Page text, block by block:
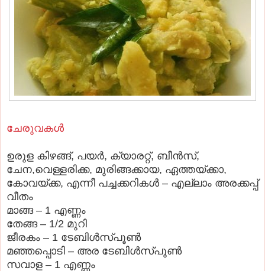
ചേരുവകള്‍
ഉരുള കിഴങ്ങ്, പയര്‍, ക്യാരറ്റ്‌, ബീന്‍സ്‌,
ചേന,വെള്ളരിക്ക, മുരിങ്ങക്കായ, ഏത്തയ്ക്കാ,
കോവയ്ക്ക, എന്നീ പച്ചക്കറികള്‍ – എല്ലാം അരക്കപ്പ്
വീതം
മാങ്ങ – 1 എണ്ണം
തേങ്ങ – 1/2 മുറി
ജീരകം – 1 ടേബിള്‍സ്പൂണ്‍
മഞ്ഞപ്പൊടി – അര ടേബിള്‍സ്പൂണ്‍
സവാള – 1 എണ്ണം